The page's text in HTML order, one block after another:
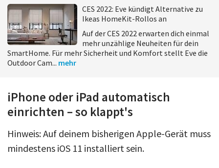
CES 2022: Eve kündigt Alternative zu
Ikeas HomeKit-Rollos an
Auf der CES 2022 erwarten dich einmal
mehr unzählige Neuheiten für dein
SmartHome. Für mehr Sicherheit und Komfort stellt Eve die
Outdoor Cam... mehr
iPhone oder iPad automatisch
einrichten – so klappt's
Hinweis: Auf deinem bisherigen Apple-Gerät muss
mindestens iOS 11 installiert sein.